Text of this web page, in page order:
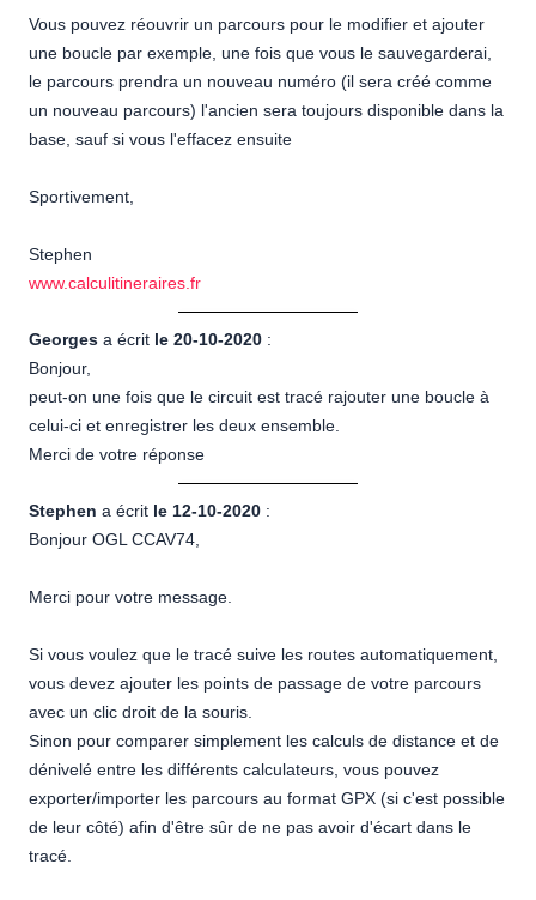
Vous pouvez réouvrir un parcours pour le modifier et ajouter
une boucle par exemple, une fois que vous le sauvegarderai,
le parcours prendra un nouveau numéro (il sera créé comme
un nouveau parcours) l'ancien sera toujours disponible dans la
base, sauf si vous l'effacez ensuite
Sportivement,
Stephen
www.calculitineraires.fr
Georges a écrit le 20-10-2020 :
Bonjour,
peut-on une fois que le circuit est tracé rajouter une boucle à
celui-ci et enregistrer les deux ensemble.
Merci de votre réponse
Stephen a écrit le 12-10-2020 :
Bonjour OGL CCAV74,
Merci pour votre message.
Si vous voulez que le tracé suive les routes automatiquement,
vous devez ajouter les points de passage de votre parcours
avec un clic droit de la souris.
Sinon pour comparer simplement les calculs de distance et de
dénivelé entre les différents calculateurs, vous pouvez
exporter/importer les parcours au format GPX (si c'est possible
de leur côté) afin d'être sûr de ne pas avoir d'écart dans le
tracé.